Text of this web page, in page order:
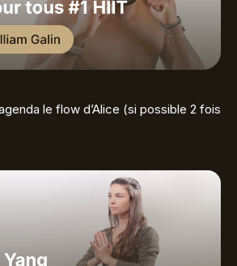
le flow d’Alice (si possible 2 fois